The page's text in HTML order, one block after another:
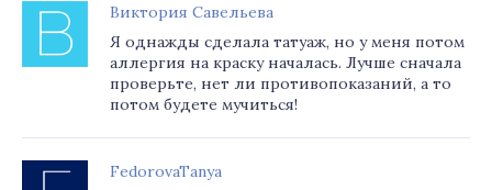
Виктория Савельева
Я однажды сделала татуаж, но у меня потом
аллергия на краску началась. Лучше сначала
проверьте, нет ли противопоказаний, а то
потом будете мучиться!
FedorovaTanya